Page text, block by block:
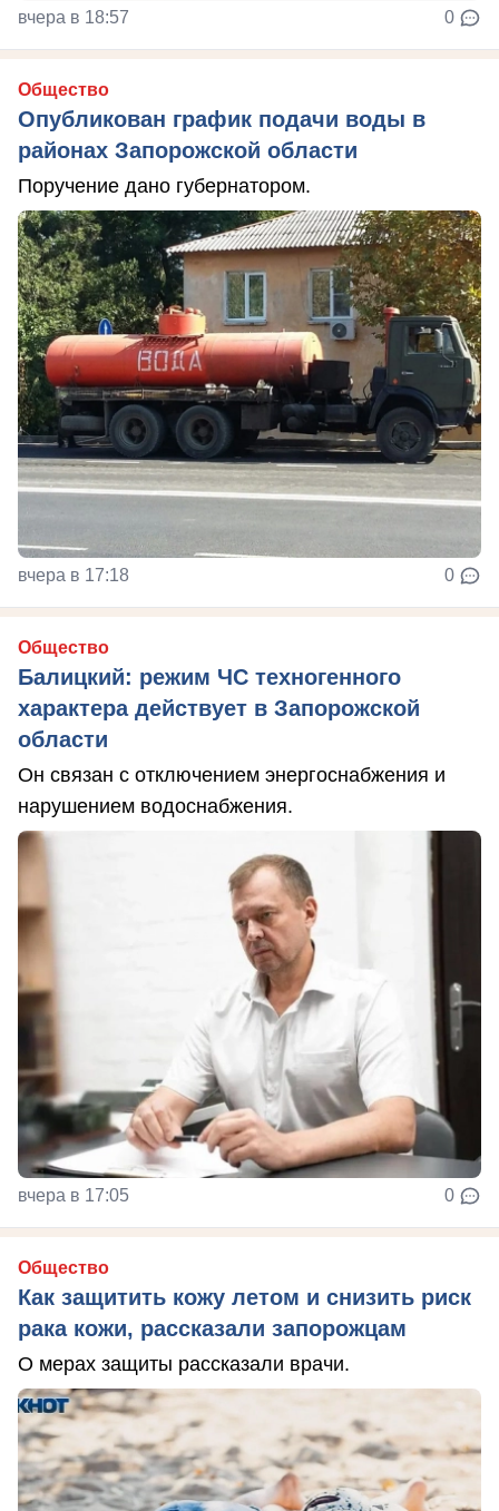
вчера в 18:57 0
Общество
Опубликован график подачи воды в
районах Запорожской области
Поручение дано губернатором.
вчера в 17:18 0
Общество
Балицкий: режим ЧС техногенного
характера действует в Запорожской
области
Он связан с отключением энергоснабжения и
нарушением водоснабжения.
вчера в 17:05 0
Общество
Как защитить кожу летом и снизить риск
рака кожи, рассказали запорожцам
О мерах защиты рассказали врачи.